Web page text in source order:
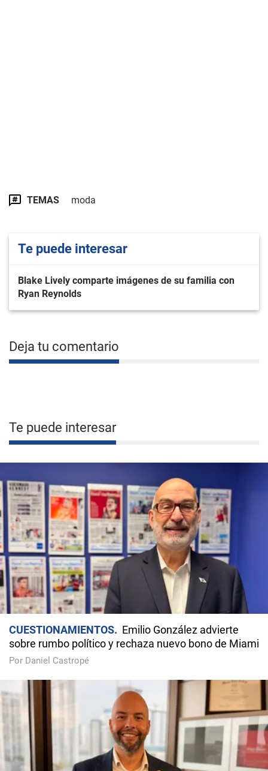
TEMAS moda
Te puede interesar
Blake Lively comparte imágenes de su familia con
Ryan Reynolds
Deja tu comentario
Te puede interesar
CUESTIONAMIENTOS
Emilio González advierte
sobre rumbo político y rechaza nuevo bono de Miami
Por Daniel Castropé